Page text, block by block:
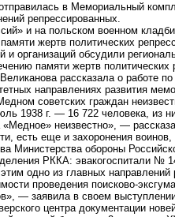
в Мемориальный
репрессированных.
и на польском военном
жертв политических
организаций обсудили
памяти жертв политических
рассказала о работе
направлениях развития
советских граждан
1938 г. — 16 722 человека, из
неизвестно», —
есть еще и захоронения
Министерства обороны
РККА: эвакогоспитали №
одно из главных
проведения поисково-
— заявила в своем
центра документации